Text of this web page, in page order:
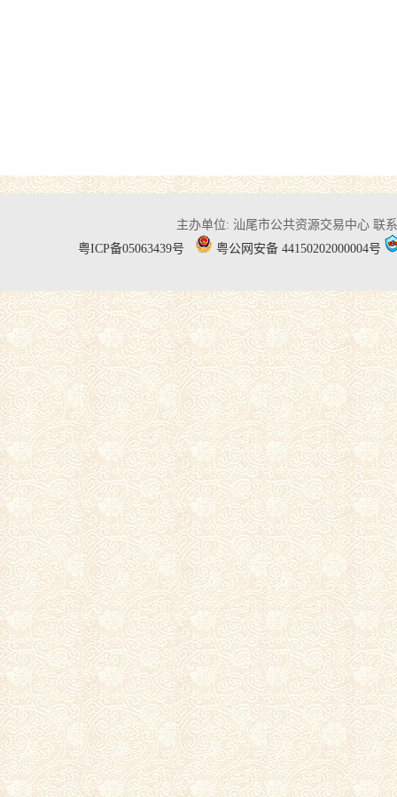
主办单位: 汕尾市公共资源交易中心 联
粤ICP备05063439号
粤公网安备 44150202000004号